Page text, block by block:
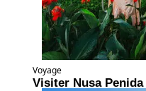
Voyage
Visiter Nusa